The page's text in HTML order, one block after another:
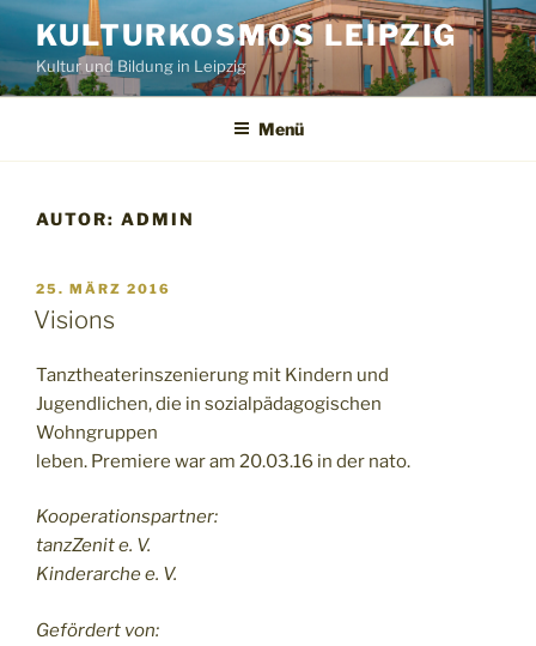
Zum
Inhalt
springen
KULTURKOSMOS LEIPZIG
Kultur und Bildung in Leipzig
Menü
AUTOR: ADMIN
VERÖFFENTLICHT
AM
25. MÄRZ 2016
Visions
Tanztheaterinszenierung mit Kindern und
Jugendlichen, die in sozialpädagogischen
Wohngruppen
leben. Premiere war am 20.03.16 in der nato.
Kooperationspartner:
tanzZenit e. V.
Kinderarche e. V.
Gefördert von: